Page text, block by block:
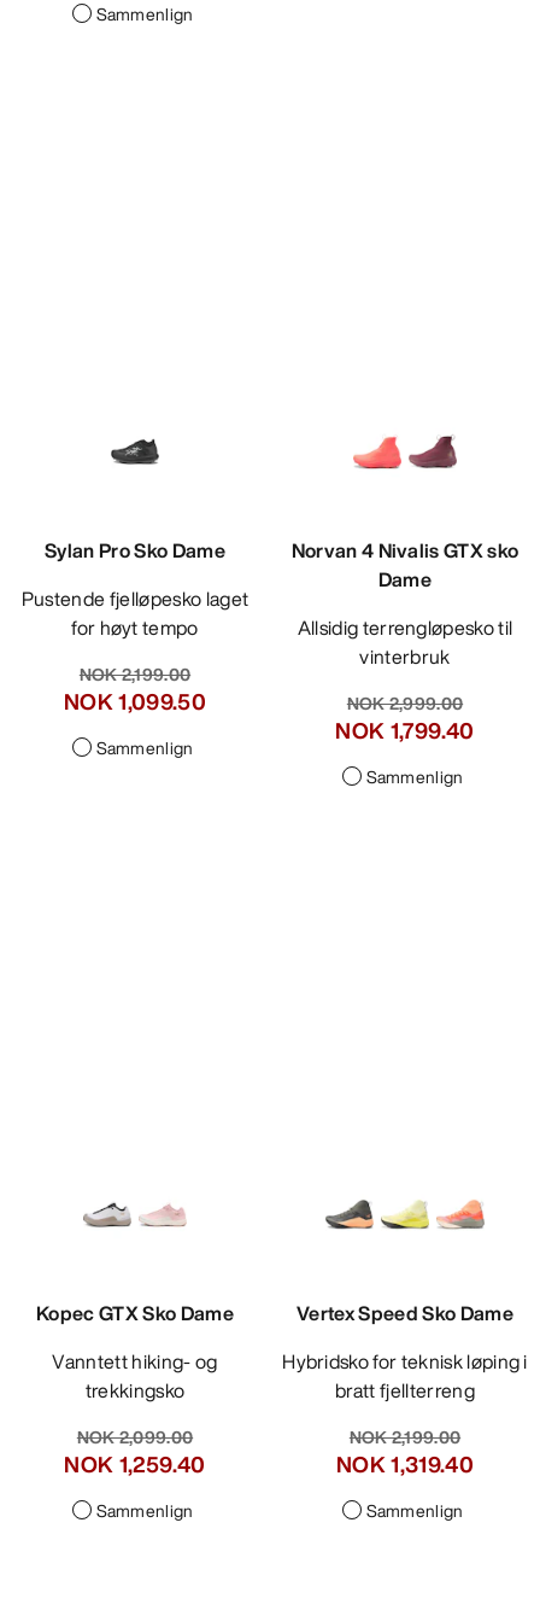
Sammenlign
Sylan Pro Sko Dame
Pustende fjelløpesko laget
for høyt tempo
NOK 2,199.00
NOK 1,099.50
Sammenlign
Norvan 4 Nivalis GTX sko
Dame
Allsidig terrengløpesko til
vinterbruk
NOK 2,999.00
NOK 1,799.40
Sammenlign
Kopec GTX Sko Dame
Vanntett hiking- og
trekkingsko
NOK 2,099.00
NOK 1,259.40
Sammenlign
Vertex Speed Sko Dame
Hybridsko for teknisk løping i
bratt fjellterreng
NOK 2,199.00
NOK 1,099.50-
NOK 1,319.40